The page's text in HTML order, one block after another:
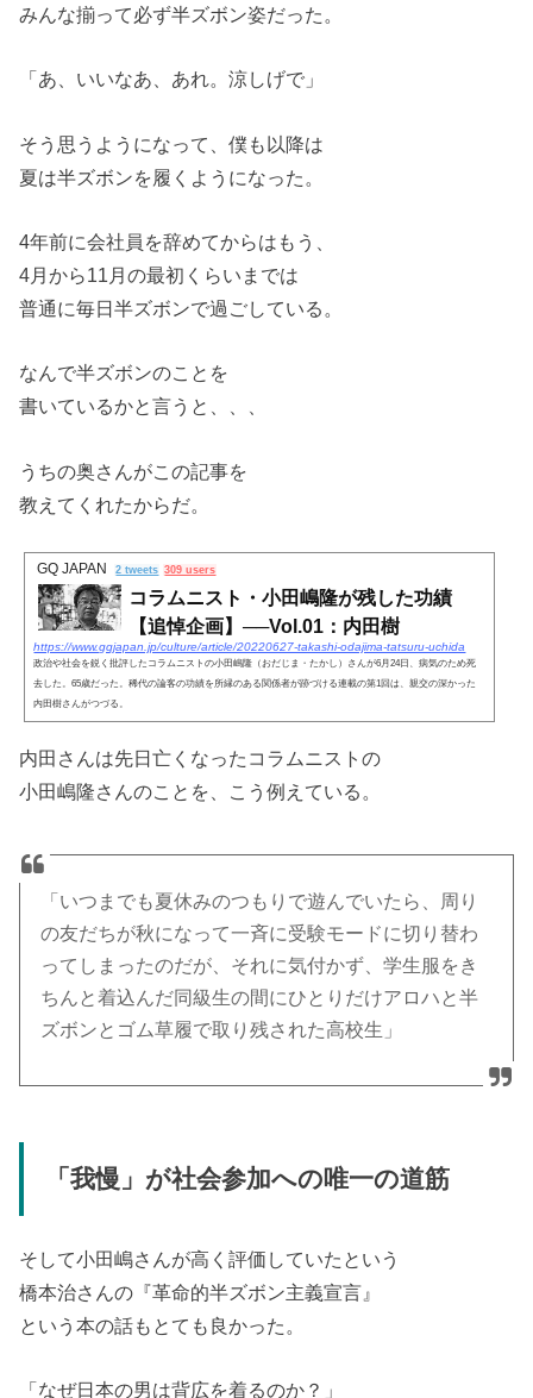
みんな揃って必ず半ズボン姿だった。
「あ、いいなあ、あれ。涼しげで」
そう思うようになって、僕も以降は
夏は半ズボンを履くようになった。
4年前に会社員を辞めてからはもう、
4月から11月の最初くらいまでは
普通に毎日半ズボンで過ごしている。
なんで半ズボンのことを
書いているかと言うと、、、
うちの奥さんがこの記事を
教えてくれたからだ。
GQ JAPAN 2 tweets 309 users
コラムニスト・小田嶋隆が残した功績
【追悼企画】──Vol.01：内田樹
https://www.gqjapan.jp/culture/article/20220627-takashi-odajima-tatsuru-uchida
政治や社会を鋭く批評したコラムニストの小田嶋隆（おだじま・たかし）さんが6月24日、病気のため死
去した。65歳だった。稀代の論客の功績を所縁のある関係者が跡づける連載の第1回は、親交の深かった
内田樹さんがつづる。
内田さんは先日亡くなったコラムニストの
小田嶋隆さんのことを、こう例えている。
「いつまでも夏休みのつもりで遊んでいたら、周り
の友だちが秋になって一斉に受験モードに切り替わ
ってしまったのだが、それに気付かず、学生服をき
ちんと着込んだ同級生の間にひとりだけアロハと半
ズボンとゴム草履で取り残された高校生」
「我慢」が社会参加への唯一の道筋
そして小田嶋さんが高く評価していたという
橋本治さんの『革命的半ズボン主義宣言』
という本の話もとても良かった。
「なぜ日本の男は背広を着るのか？」